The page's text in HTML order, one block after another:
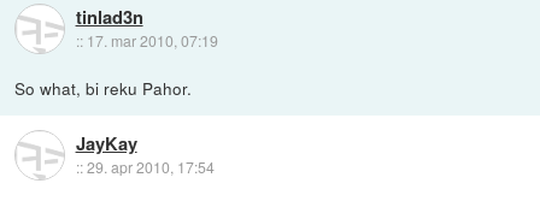
tinlad3n
:: 17. mar 2010, 07:19
So what, bi reku Pahor.
JayKay
::29. apr 2010, 17:54